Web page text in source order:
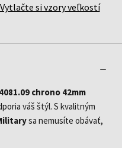
si vzory veľkostí
chrono 42mm
váš štýl. S kvalitným
sa nemusíte obávať,